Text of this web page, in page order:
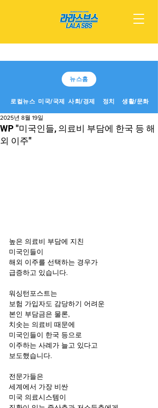
뉴스홈
로컬뉴스 미국/국제 사회/경제 정치 생활/문화
WP "미국인들, 의료비 부담에 한국 등 해
외 이주"
2025년 8월 19일
높은 의료비 부담에 지친
미국인들이
해외 이주를 선택하는 경우가
급증하고 있습니다.
워싱턴포스트는
보험 가입자도 감당하기 어려운
본인 부담금은 물론,
치솟는 의료비 때문에
미국인들이 한국 등으로
이주하는 사례가 늘고 있다고
보도했습니다.
전문가들은
세계에서 가장 비싼
미국 의료시스템이